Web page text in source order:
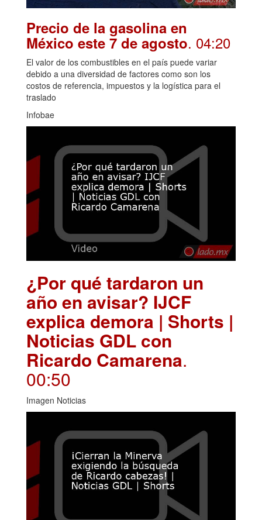
Precio de la gasolina en
México este 7 de agosto. 04:20
El valor de los combustibles en el país puede variar
debido a una diversidad de factores como son los
costos de referencia, impuestos y la logística para el
traslado
Infobae
¿Por qué tardaron un
año en avisar? IJCF
explica demora | Shorts |
Noticias GDL con
Ricardo Camarena.
00:50
Imagen Noticias